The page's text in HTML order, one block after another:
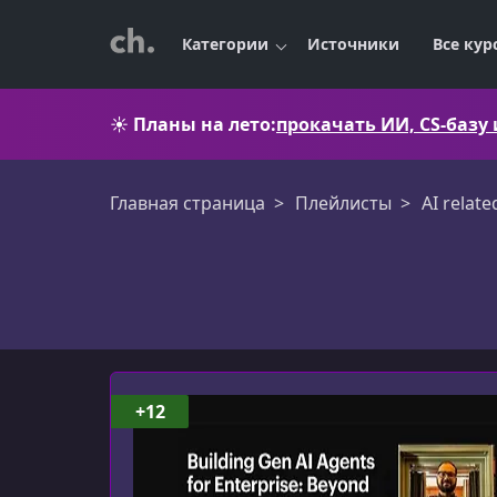
Категории Источники Все
☀️ Планы на лето:прокачать ИИ, CS-
Главная страница Плейлисты AI
AI related
+12